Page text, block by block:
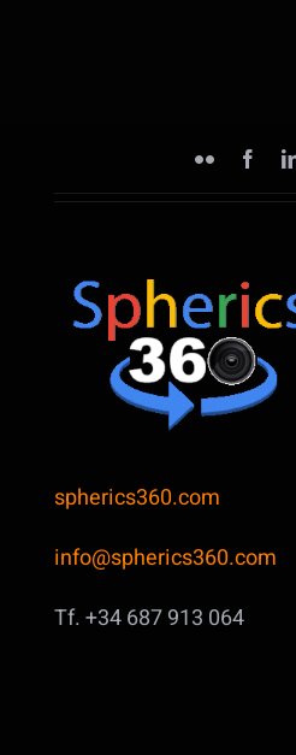
spherics360.com
info@spherics360.com
Tf. +34 687 913 064